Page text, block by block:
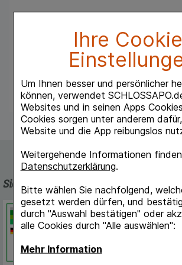
Ihre
Um Ihnen besser und persönlicher
können, verwendet
Websites und in seinen Apps
Cookies sorgen unter anderem
Website und die App reibungslos
Weitergehende Informationen
Datenschutzerklärung.
Bitte wählen Sie nachfolgend,
gesetzt werden dürfen, und
durch "Auswahl bestätigen" oder
alle Cookies durch "Alle auswählen":
Mehr Information
Anwendungsgebiete:
Linderung von Nasen- und
bei saisonalem und ganzjährigem
Schnupfen (allergische Rhinitis),
Linderung von chronischer
(chronischer idiopathischer
Sicherheit und Qualität
Schlossapo.de ist
Deutschen Institut für
Dokumentation und